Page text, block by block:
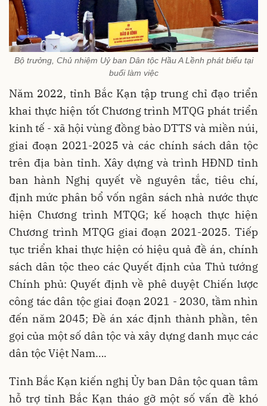
Bộ trưởng, Chủ nhiệm Uỷ ban Dân tộc Hầu A Lềnh phát biểu tại
buổi làm việc
Năm 2022, tỉnh Bắc Kạn tập trung chỉ đạo triển
khai thực hiện tốt Chương trình MTQG phát triển
kinh tế - xã hội vùng đồng bào DTTS và miền núi,
giai đoạn 2021-2025 và các chính sách dân tộc
trên địa bàn tỉnh. Xây dựng và trình HĐND tỉnh
ban hành Nghị quyết về nguyên tắc, tiêu chí,
định mức phân bổ vốn ngân sách nhà nước thực
hiện Chương trình MTQG; kế hoạch thực hiện
Chương trình MTQG giai đoạn 2021-2025. Tiếp
tục triển khai thực hiện có hiệu quả đề án, chính
sách dân tộc theo các Quyết định của Thủ tướng
Chính phủ: Quyết định về phê duyệt Chiến lược
công tác dân tộc giai đoạn 2021 - 2030, tầm nhìn
đến năm 2045; Đề án xác định thành phần, tên
gọi của một số dân tộc và xây dựng danh mục các
dân tộc Việt Nam….
Tỉnh Bắc Kạn kiến nghị Ủy ban Dân tộc quan tâm
hỗ trợ tỉnh Bắc Kạn tháo gỡ một số vấn đề khó